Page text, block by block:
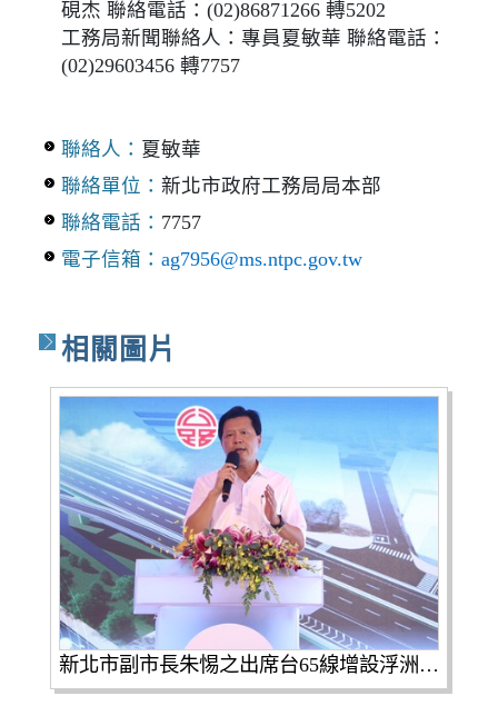
硯杰 聯絡電話：(02)86871266 轉5202
工務局新聞聯絡人：專員夏敏華 聯絡電話：
(02)29603456 轉7757
聯絡人： 夏敏華
聯絡單位： 新北市政府工務局局本部
聯絡電話： 7757
電子信箱： ag7956@ms.ntpc.gov.tw
相關圖片
新北市副市長朱惕之出席台65線增設浮洲北上南下匝道工程通車典禮致詞時表示，新北市政府除向中央爭取增設台65浮洲上下匝道，也同步辦理平面道路的優化工程，大幅紓解板橋地區交通壅塞情形。